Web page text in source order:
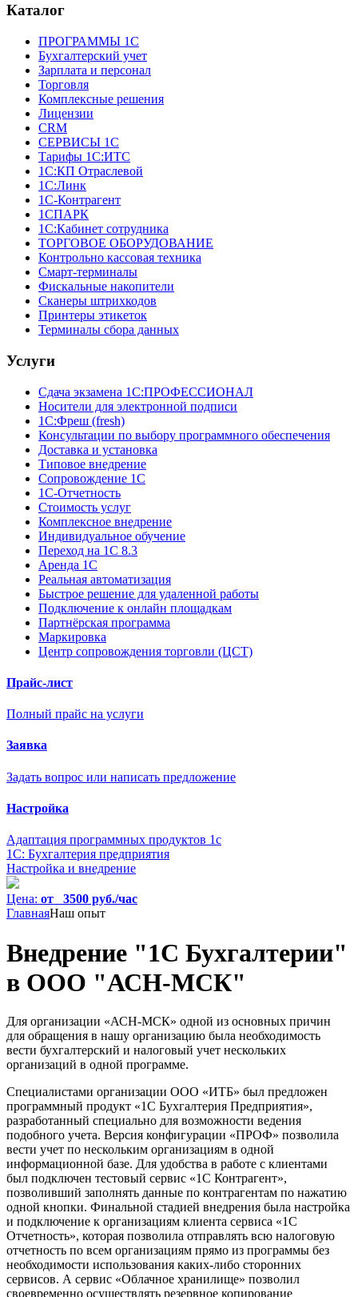
Каталог
ПРОГРАММЫ 1С
Бухгалтерский учет
Зарплата и персонал
Торговля
Комплексные решения
Лицензии
CRM
СЕРВИСЫ 1С
Тарифы 1С:ИТС
1С:КП Отраслевой
1С:Линк
1С-Контрагент
1СПАРК
1С:Кабинет сотрудника
ТОРГОВОЕ ОБОРУДОВАНИЕ
Контрольно кассовая техника
Смарт-терминалы
Фискальные накопители
Сканеры штрихкодов
Принтеры этикеток
Терминалы сбора данных
Услуги
Сдача экзамена 1С:ПРОФЕССИОНАЛ
Носители для электронной подписи
1С:Фреш (fresh)
Консультации по выбору программного обеспечения
Доставка и установка
Типовое внедрение
Сопровождение 1С
1С-Отчетность
Стоимость услуг
Комплексное внедрение
Индивидуальное обучение
Переход на 1С 8.3
Аренда 1С
Реальная автоматизация
Быстрое решение для удаленной работы
Подключение к онлайн площадкам
Партнёрская программа
Маркировка
Центр сопровождения торговли (ЦСТ)
Прайс-лист
Полный прайс на услуги
Заявка
Задать вопрос или написать предложение
Настройка
Адаптация программных продуктов 1с
1С: Бухгалтерия предприятия
Настройка и внедрение
Цена: от 3500 руб./час
ГлавнаяНаш опыт
Внедрение "1С Бухгалтерии"
в ООО "АСН-МСК"
Для организации «АСН-МСК» одной из основных причин
для обращения в нашу организацию была необходимость
вести бухгалтерский и налоговый учет нескольких
организаций в одной программе.
Специалистами организации ООО «ИТБ» был предложен
программный продукт «1С Бухгалтерия Предприятия»,
разработанный специально для возможности ведения
подобного учета. Версия конфигурации «ПРОФ» позволила
вести учет по нескольким организациям в одной
информационной базе. Для удобства в работе с клиентами
был подключен тестовый сервис «1С Контрагент»,
позволивший заполнять данные по контрагентам по нажатию
одной кнопки. Финальной стадией внедрения была настройка
и подключение к организациям клиента сервиса «1С
Отчетность», которая позволила отправлять всю налоговую
отчетность по всем организациям прямо из программы без
необходимости использования каких-либо сторонних
сервисов. А сервис «Облачное хранилище» позволил
своевременно осуществлять резервное копирование